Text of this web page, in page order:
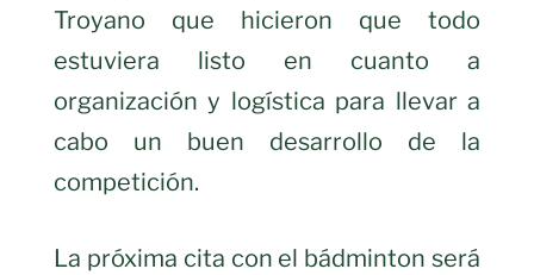
Troyano que hicieron que todo
estuviera listo en cuanto a
organización y logística para llevar a
cabo un buen desarrollo de la
competición.
La próxima cita con el bádminton será